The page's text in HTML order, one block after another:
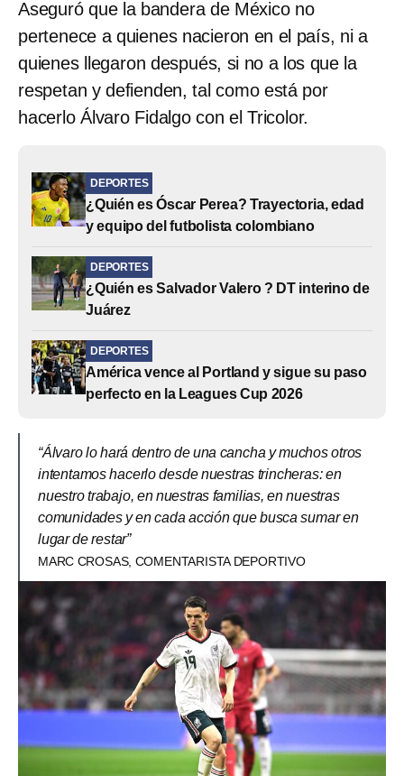
Aseguró que la bandera de México no
pertenece a quienes nacieron en el país, ni a
quienes llegaron después, si no a los que la
respetan y defienden, tal como está por
hacerlo Álvaro Fidalgo con el Tricolor.
DEPORTES
¿Quién es Óscar Perea? Trayectoria, edad
y equipo del futbolista colombiano
DEPORTES
¿Quién es Salvador Valero ? DT interino de
Juárez
DEPORTES
América vence al Portland y sigue su paso
perfecto en la Leagues Cup 2026
“Álvaro lo hará dentro de una cancha y muchos otros
intentamos hacerlo desde nuestras trincheras: en
nuestro trabajo, en nuestras familias, en nuestras
comunidades y en cada acción que busca sumar en
lugar de restar”
MARC CROSAS, COMENTARISTA DEPORTIVO